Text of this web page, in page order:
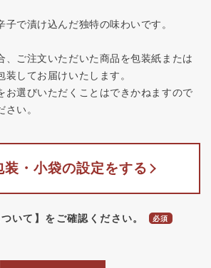
子で漬け込んだ独特の味わいです。
ご注文いただいた商品を包装紙または
してお届けいたします。
選びいただくことはできかねますので
い。
装・小袋の設定をする
いて】をご確認ください。